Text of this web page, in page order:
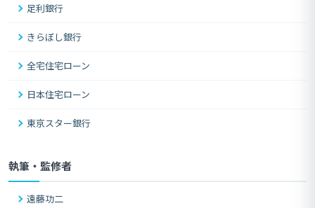
足利銀行
きらぼし銀行
全宅住宅ローン
日本住宅ローン
東京スター銀行
執筆・監修者
遠藤功二